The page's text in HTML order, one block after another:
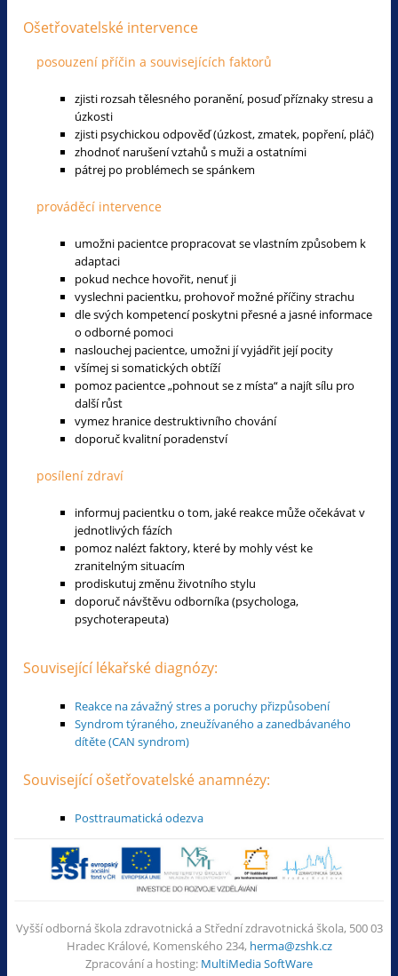
Ošetřovatelské intervence
posouzení příčin a souvisejících faktorů
zjisti rozsah tělesného poranění, posuď příznaky stresu a
úzkosti
zjisti psychickou odpověď (úzkost, zmatek, popření, pláč)
zhodnoť narušení vztahů s muži a ostatními
pátrej po problémech se spánkem
prováděcí intervence
umožni pacientce propracovat se vlastním způsobem k
adaptaci
pokud nechce hovořit, nenuť ji
vyslechni pacientku, prohovoř možné příčiny strachu
dle svých kompetencí poskytni přesné a jasné informace
o odborné pomoci
naslouchej pacientce, umožni jí vyjádřit její pocity
všímej si somatických obtíží
pomoz pacientce „pohnout se z místa“ a najít sílu pro
další růst
vymez hranice destruktivního chování
doporuč kvalitní poradenství
posílení zdraví
informuj pacientku o tom, jaké reakce může očekávat v
jednotlivých fázích
pomoz nalézt faktory, které by mohly vést ke
zranitelným situacím
prodiskutuj změnu životního stylu
doporuč návštěvu odborníka (psychologa,
psychoterapeuta)
Související lékařské diagnózy:
Reakce na závažný stres a poruchy přizpůsobení
Syndrom týraného, zneužívaného a zanedbávaného
dítěte (CAN syndrom)
Související ošetřovatelské anamnézy:
Posttraumatická odezva
Vyšší odborná škola zdravotnická a Střední zdravotnická škola, 500 03
Hradec Králové, Komenského 234, herma@zshk.cz
Zpracování a hosting: MultiMedia SoftWare